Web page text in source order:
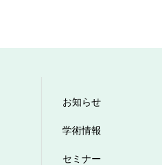
お知らせ
学術情報
セミナー